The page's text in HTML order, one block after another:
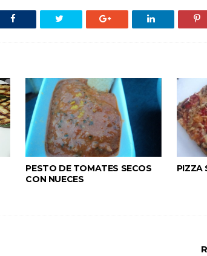
PESTO DE TOMATES SECOS
CON NUECES
PIZZA